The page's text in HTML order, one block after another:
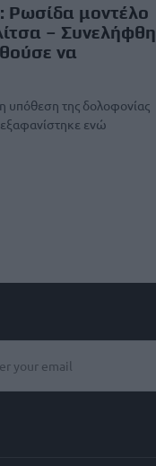
Ρωσίδα μοντέλο
– Συνελήφθη
να
υπόθεση της δολοφονίας
ενώ